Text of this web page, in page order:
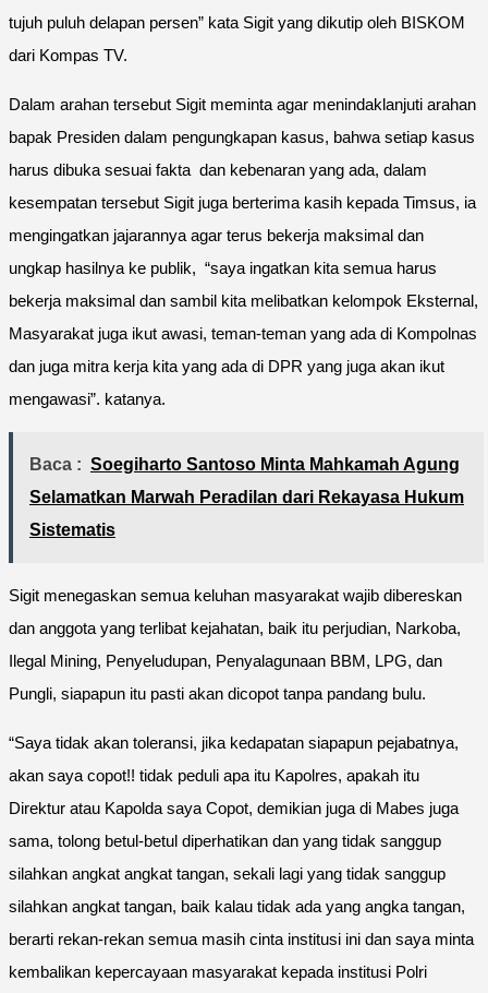
tujuh puluh delapan persen” kata Sigit yang dikutip oleh BISKOM
dari Kompas TV.
Dalam arahan tersebut Sigit meminta agar menindaklanjuti arahan
bapak Presiden dalam pengungkapan kasus, bahwa setiap kasus
harus dibuka sesuai fakta dan kebenaran yang ada, dalam
kesempatan tersebut Sigit juga berterima kasih kepada Timsus, ia
mengingatkan jajarannya agar terus bekerja maksimal dan
ungkap hasilnya ke publik, “saya ingatkan kita semua harus
bekerja maksimal dan sambil kita melibatkan kelompok Eksternal,
Masyarakat juga ikut awasi, teman-teman yang ada di Kompolnas
dan juga mitra kerja kita yang ada di DPR yang juga akan ikut
mengawasi”. katanya.
Baca : Soegiharto Santoso Minta Mahkamah Agung
Selamatkan Marwah Peradilan dari Rekayasa Hukum
Sistematis
Sigit menegaskan semua keluhan masyarakat wajib dibereskan
dan anggota yang terlibat kejahatan, baik itu perjudian, Narkoba,
Ilegal Mining, Penyeludupan, Penyalagunaan BBM, LPG, dan
Pungli, siapapun itu pasti akan dicopot tanpa pandang bulu.
“Saya tidak akan toleransi, jika kedapatan siapapun pejabatnya,
akan saya copot!! tidak peduli apa itu Kapolres, apakah itu
Direktur atau Kapolda saya Copot, demikian juga di Mabes juga
sama, tolong betul-betul diperhatikan dan yang tidak sanggup
silahkan angkat angkat tangan, sekali lagi yang tidak sanggup
silahkan angkat tangan, baik kalau tidak ada yang angka tangan,
berarti rekan-rekan semua masih cinta institusi ini dan saya minta
kembalikan kepercayaan masyarakat kepada institusi Polri